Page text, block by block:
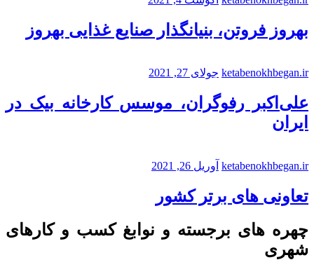
بهروز فروتن، بنیانگذار صنایع غذایی بهروز
ketabenokhbegan.ir جولای 27, 2021
علی‌اکبر رفوگران، موسس کارخانه بیک در
ایران
ketabenokhbegan.ir آوریل 26, 2021
تعاونی های برتر کشور
چهره های برجسته و نوابغ کسب و کارهای
شهری